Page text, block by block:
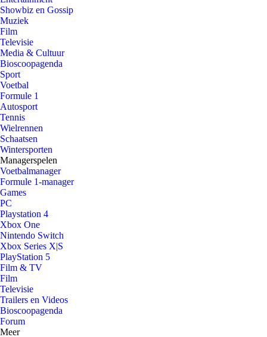
Showbiz en Gossip
Muziek
Film
Televisie
Media & Cultuur
Bioscoopagenda
Sport
Voetbal
Formule 1
Autosport
Tennis
Wielrennen
Schaatsen
Wintersporten
Managerspelen
Voetbalmanager
Formule 1-manager
Games
PC
Playstation 4
Xbox One
Nintendo Switch
Xbox Series X|S
PlayStation 5
Film & TV
Film
Televisie
Trailers en Videos
Bioscoopagenda
Forum
Meer